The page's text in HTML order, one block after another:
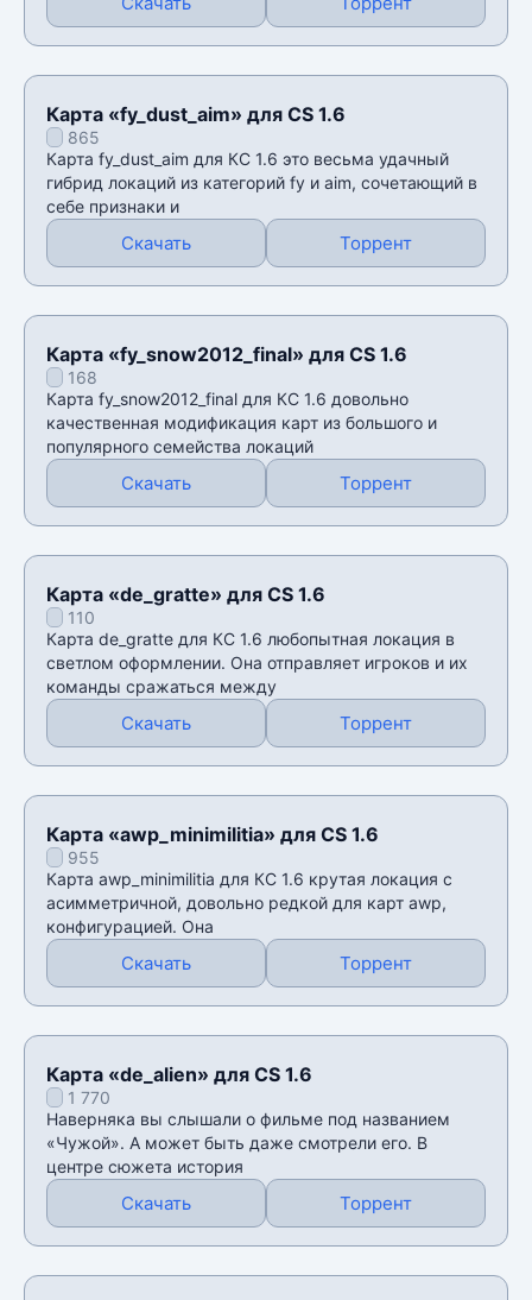
Карта «fy_dust_aim» для CS 1.6
865
Карта fy_dust_aim для КС 1.6 это весьма удачный
гибрид локаций из категорий fy и aim, сочетающий в
себе признаки и
Скачать Торрент
Карта «fy_snow2012_final» для CS 1.6
168
Карта fy_snow2012_final для КС 1.6 довольно
качественная модификация карт из большого и
популярного семейства локаций
Скачать Торрент
Карта «de_gratte» для CS 1.6
110
Карта de_gratte для КС 1.6 любопытная локация в
светлом оформлении. Она отправляет игроков и их
команды сражаться между
Скачать Торрент
Карта «awp_minimilitia» для CS 1.6
955
Карта awp_minimilitia для КС 1.6 крутая локация с
асимметричной, довольно редкой для карт awp,
конфигурацией. Она
Скачать Торрент
Карта «de_alien» для CS 1.6
1 770
Наверняка вы слышали о фильме под названием
«Чужой». А может быть даже смотрели его. В
центре сюжета история
Скачать Торрент